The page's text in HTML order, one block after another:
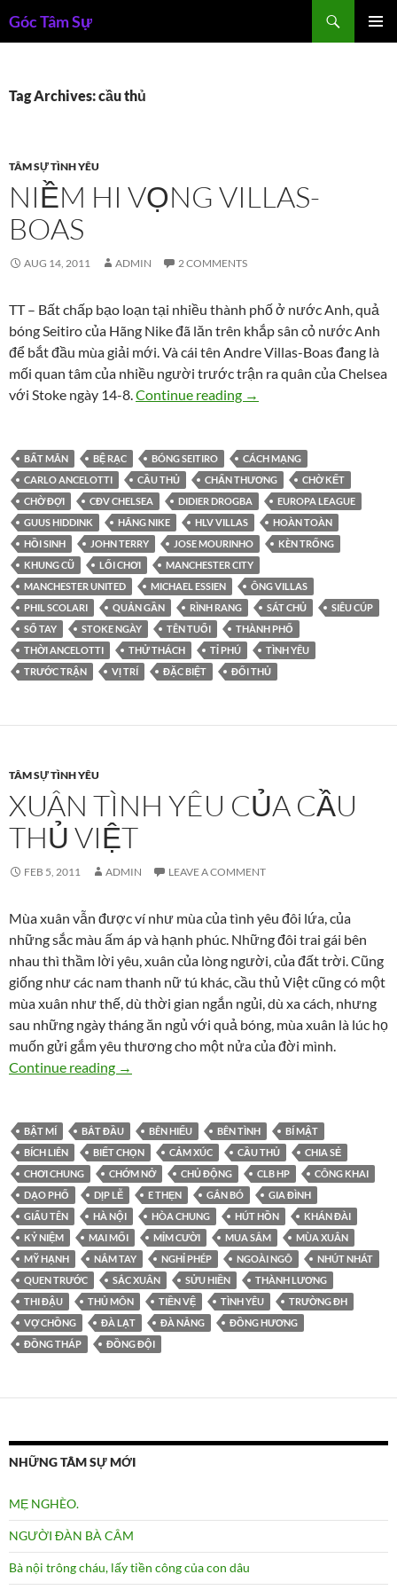
toGóc Tâm Sự
Tag Archives: cầu thủ
TÂM SỰ TÌNH YÊU
NIỀM HI VỌNG VILLAS-
BOAS
AUG 14, 2011 ADMIN 2 COMMENTS
TT – Bất chấp bạo loạn tại nhiều thành phố ở nước Anh, quả
bóng Seitiro của Hãng Nike đã lăn trên khắp sân cỏ nước Anh
để bắt đầu mùa giải mới. Và cái tên Andre Villas-Boas đang là
mối quan tâm của nhiều người trước trận ra quân của Chelsea
với Stoke ngày 14-8.Continue reading Niềm hi vọng Villas-Boas
→
BẤT MÃN BỆ RẠC BÓNG SEITIRO
CÁCH MẠNG
CARLO ANCELOTTI
CẦU THỦ CHẤN THƯƠNG
CHỜ KẾT
CHỜ ĐỢI
CĐV CHELSEA DIDIER DROGBA
EUROPA LEAGUE
GUUS HIDDINK
HÃNG NIKE HLV VILLAS
HOÀN TOÀN
HỒI SINH
JOHN TERRY JOSE MOURINHO
KÈN TRỐNG
KHUNG CŨ
LỐI CHƠI
MANCHESTER CITY
MANCHESTER UNITED
MICHAEL ESSIEN
ÔNG VILLAS
PHIL SCOLARI
QUẢN GẦN RÌNH RANG SÁT CHỦ
SIÊU CÚP
SỔ TAY
STOKE NGÀY TÊN TUỔI
THÀNH PHỐ
THỜI ANCELOTTI
THỬ THÁCH TỈ PHÚ
TÌNH YÊU
TRƯỚC TRẬN
VỊ TRÍ ĐẶC BIỆT ĐỐI THỦ
TÂM SỰ TÌNH YÊU
XUÂN TÌNH YÊU CỦA CẦU
THỦ VIỆT
FEB 5, 2011 ADMIN LEAVE A COMMENT
Mùa xuân vẫn được ví như mùa của tình yêu đôi lứa, của
những sắc màu ấm áp và hạnh phúc. Những đôi trai gái bên
nhau thì thầm lời yêu, xuân của lòng người, của đất trời. Cũng
giống như các nam thanh nữ tú khác, cầu thủ Việt cũng có một
mùa xuân như thế, dù thời gian ngắn ngủi, dù xa cách, nhưng
sau những ngày tháng ăn ngủ với quả bóng, mùa xuân là lúc họ
muốn gửi gắm yêu thương cho một nửa của đời mình.
Continue reading Xuân tình yêu của cầu thủ Việt
→
BẬT MÍ BẮT ĐẦU BÊN HIẾU BÊN TÌNH
BÍ MẬT
BÍCH LIÊN
BIẾT CHỌN CẢM XÚC CẦU THỦ
CHIA SẺ
CHƠI CHUNG
CHỚM NỞ CHỦ ĐỘNG CLB HP
CÔNG KHAI
DẠO PHỐ
DỊP LỄ E THẸN GẮN BÓ
GIA ĐÌNH
GIẤU TÊN
HÀ NỘI HÒA CHUNG HÚT HỒN
KHÁN ĐÀI
KỶ NIỆM
MAI MỐI MỈM CƯỜI MUA SẮM
MÙA XUÂN
MỸ HẠNH
NẮM TAY NGHỈ PHÉP NGOÀI NGÕ
NHÚT NHÁT
QUEN TRƯỚC
SẮC XUÂN SỬU HIỀN
THÀNH LƯƠNG
THI ĐẬU
THỦ MÔN TIỀN VỆ TÌNH YÊU
TRƯỜNG ĐH
VỢ CHỒNG
ĐÀ LẠT ĐÀ NẴNG
ĐỒNG HƯƠNG
ĐỒNG THÁP
ĐỒNG ĐỘI
NHỮNG TÂM SỰ MỚI
MẸ NGHÈO.
NGƯỜI ĐÀN BÀ CÂM
Bà nội trông cháu, lấy tiền công của con dâu